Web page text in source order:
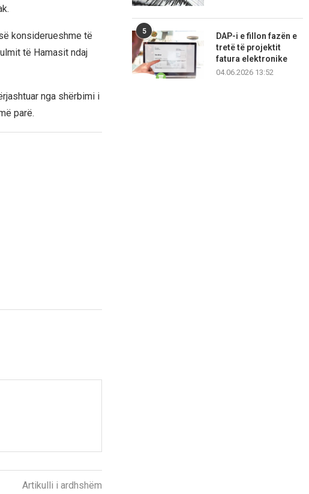
konsiderueshme të
të Hamasit ndaj
nga shërbimi i
parë.
Artikulli i ardhshëm
5
DAP-i e fillon fazën e
tretë të projektit
fatura elektronike
04.06.2026 13:52